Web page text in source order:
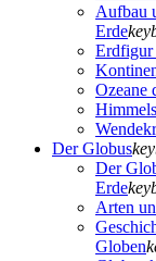
Aufbau
Erde
Erdfigur
Ozeane
Der Globus
Der
Erde
Arten
Globen